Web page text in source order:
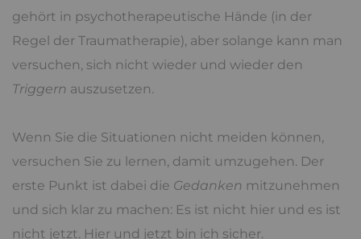
gehört in psychotherapeutische Hände (in der
Regel der Traumatherapie), aber solange kann man
versuchen, sich nicht wieder und wieder den
Triggern auszusetzen.
Wenn Sie die Situationen nicht meiden können,
versuchen Sie zu lernen, damit umzugehen. Der
erste Punkt ist dabei die Gedanken mitzunehmen
und sich klar zu machen: Es ist nicht hier und es ist
nicht jetzt. Hier und jetzt bin ich sicher.